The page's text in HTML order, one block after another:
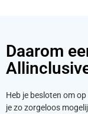
Daarom
Heb je besloten om
je zo zorgeloos